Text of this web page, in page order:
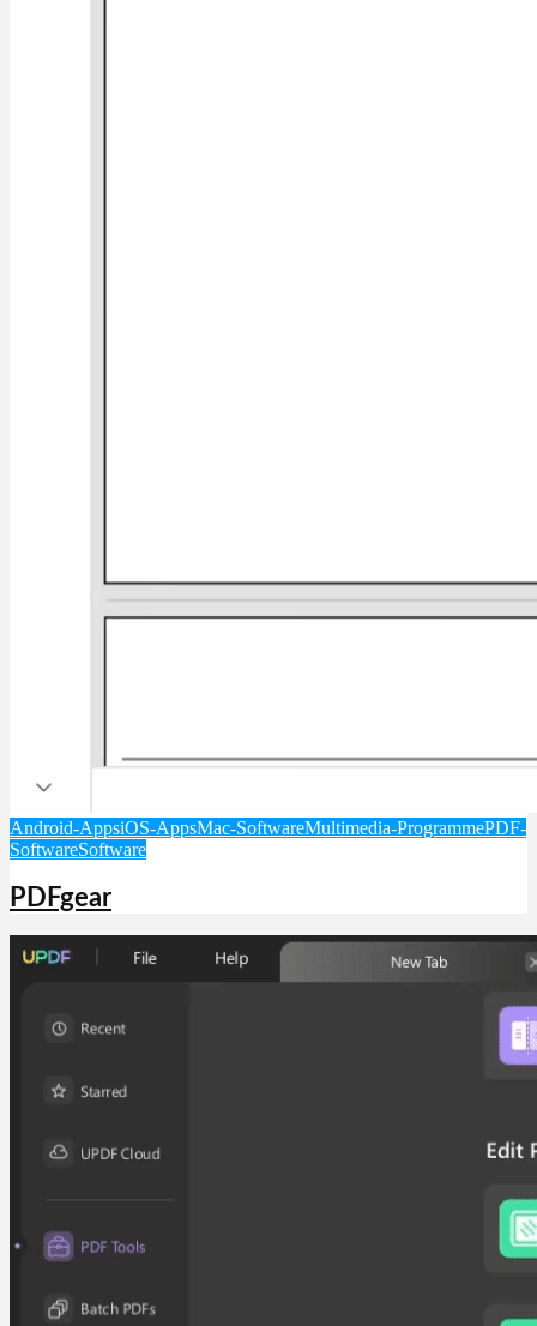
Android-AppsiOS-AppsMac-SoftwareMultimedia-ProgrammePDF-
SoftwareSoftware
PDFgear